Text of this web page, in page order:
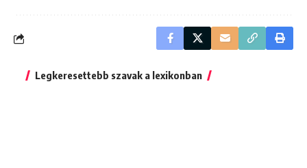
Legkeresettebb szavak a lexikonban